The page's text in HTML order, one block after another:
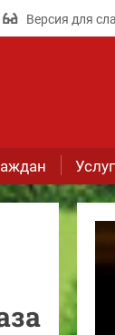
Версия для